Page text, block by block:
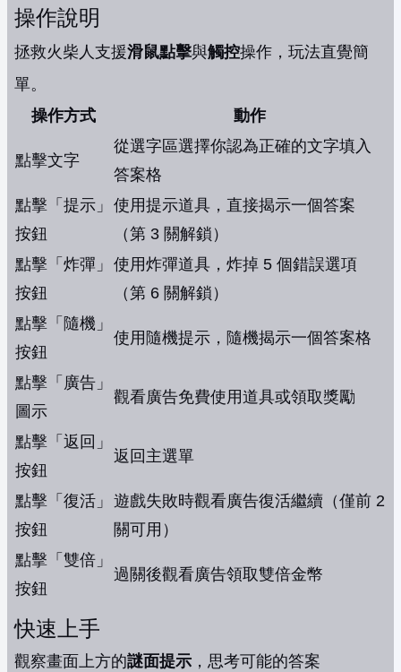
操作說明
拯救火柴人支援滑鼠點擊與觸控操作，玩法直覺簡
單。
操作方式
動作
點擊文字
從選字區選擇你認為正確的文字填入
答案格
點擊「提示」
按鈕
使用提示道具，直接揭示一個答案
（第 3 關解鎖）
點擊「炸彈」
按鈕
使用炸彈道具，炸掉 5 個錯誤選項
（第 6 關解鎖）
點擊「隨機」
按鈕
使用隨機提示，隨機揭示一個答案格
點擊「廣告」
圖示
觀看廣告免費使用道具或領取獎勵
點擊「返回」
按鈕
返回主選單
點擊「復活」
按鈕
遊戲失敗時觀看廣告復活繼續（僅前 2
關可用）
點擊「雙倍」
按鈕
過關後觀看廣告領取雙倍金幣
快速上手
觀察畫面上方的謎面提示 ，思考可能的答案